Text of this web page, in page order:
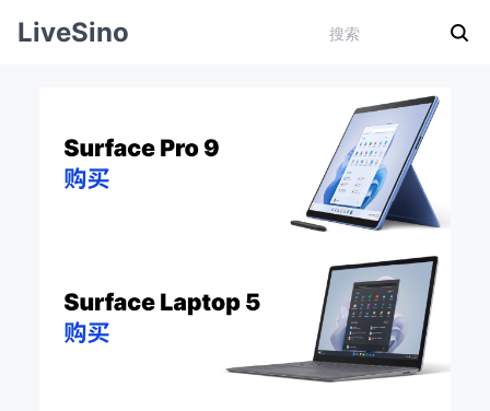
LiveSino